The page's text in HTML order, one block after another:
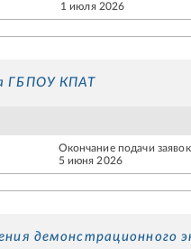
1 июля 2026
ГБПОУ КПАТ
Окончание подачи заявок
5 июня 2026
демонстрационного